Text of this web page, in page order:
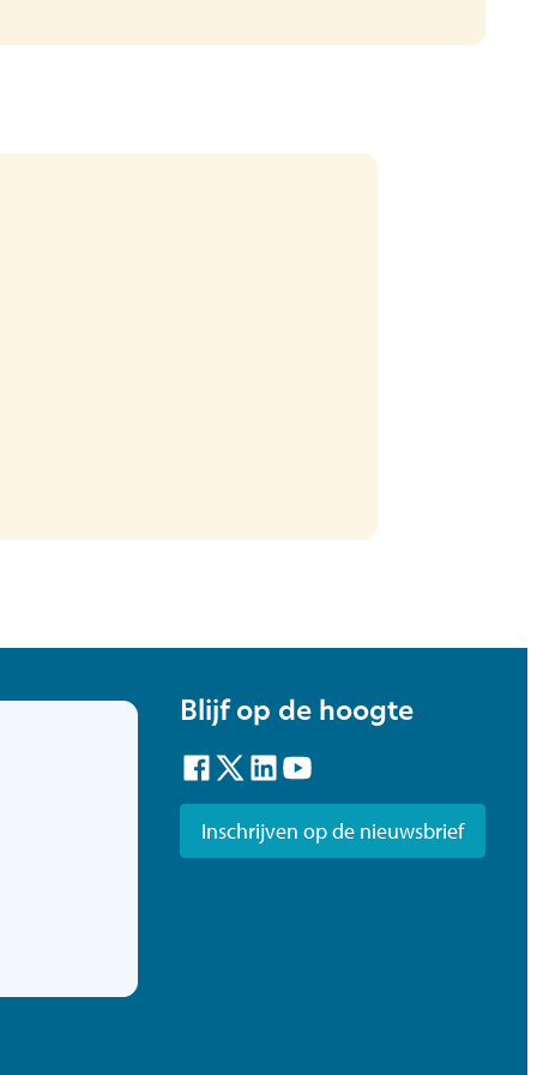
Blijf op de hoogte
Facebook
TwitterLinkedInYouTube
Inschrijven op de nieuwsbrief